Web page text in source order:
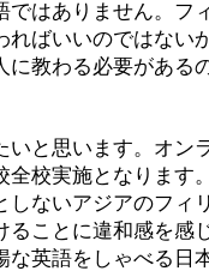
はありません。フ
ればいいのではない
に教わる必要がある
と思います。オン
全校実施となります
しないアジアのフィ
ることに違和感を感
な英語をしゃべる日